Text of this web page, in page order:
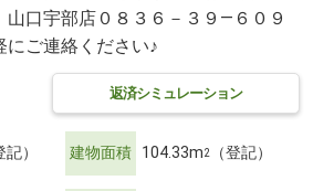
山口宇部店０８３６－３９―６０９
にご連絡ください♪
返済シミュレーション
記） 建物面積 104.33m2 （登記）